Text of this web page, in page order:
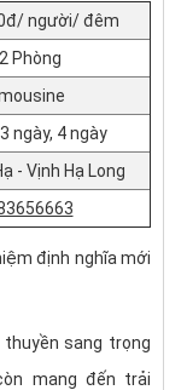
of the Seas
người/ đêm
Phòng
ngày, 4 ngày
- Vịnh Hạ Long
định nghĩa mới
sang trọng
mang đến trải